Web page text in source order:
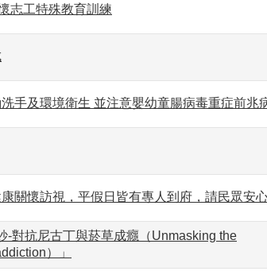
志工特殊教育訓練
手及環境衛生 並注意嬰幼童腸病毒重症前兆
關懷訪視，平假日皆有專人到府，請民眾安
-對抗尼古丁與菸草成癮（Unmasking the
）」